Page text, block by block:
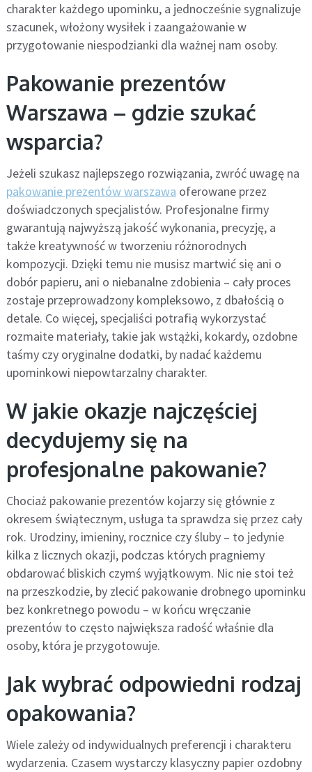
charakter każdego upominku, a jednocześnie sygnalizuje
szacunek, włożony wysiłek i zaangażowanie w
przygotowanie niespodzianki dla ważnej nam osoby.
Pakowanie prezentów
Warszawa – gdzie szukać
wsparcia?
Jeżeli szukasz najlepszego rozwiązania, zwróć uwagę na
pakowanie prezentów warszawa oferowane przez
doświadczonych specjalistów. Profesjonalne firmy
gwarantują najwyższą jakość wykonania, precyzję, a
także kreatywność w tworzeniu różnorodnych
kompozycji. Dzięki temu nie musisz martwić się ani o
dobór papieru, ani o niebanalne zdobienia – cały proces
zostaje przeprowadzony kompleksowo, z dbałością o
detale. Co więcej, specjaliści potrafią wykorzystać
rozmaite materiały, takie jak wstążki, kokardy, ozdobne
taśmy czy oryginalne dodatki, by nadać każdemu
upominkowi niepowtarzalny charakter.
W jakie okazje najczęściej
decydujemy się na
profesjonalne pakowanie?
Chociaż pakowanie prezentów kojarzy się głównie z
okresem świątecznym, usługa ta sprawdza się przez cały
rok. Urodziny, imieniny, rocznice czy śluby – to jedynie
kilka z licznych okazji, podczas których pragniemy
obdarować bliskich czymś wyjątkowym. Nic nie stoi też
na przeszkodzie, by zlecić pakowanie drobnego upominku
bez konkretnego powodu – w końcu wręczanie
prezentów to często największa radość właśnie dla
osoby, która je przygotowuje.
Jak wybrać odpowiedni rodzaj
opakowania?
Wiele zależy od indywidualnych preferencji i charakteru
wydarzenia. Czasem wystarczy klasyczny papier ozdobny